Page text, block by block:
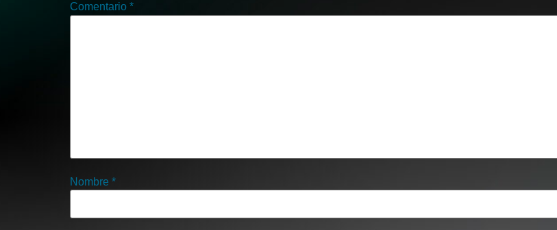
Comentario *
Nombre *